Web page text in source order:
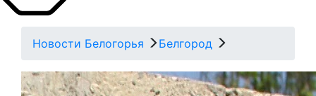
Новости Белогорья Белгород